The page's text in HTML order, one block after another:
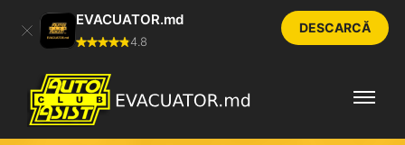
EVACUATOR.md
4.8
DESCARCĂ